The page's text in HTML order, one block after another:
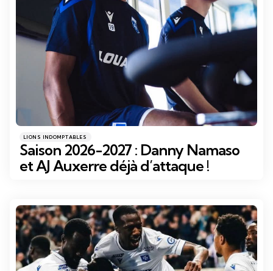
Catégories
Posté
dans
LIONS INDOMPTABLES
Saison 2026-2027 : Danny Namaso
et AJ Auxerre déjà d’attaque !